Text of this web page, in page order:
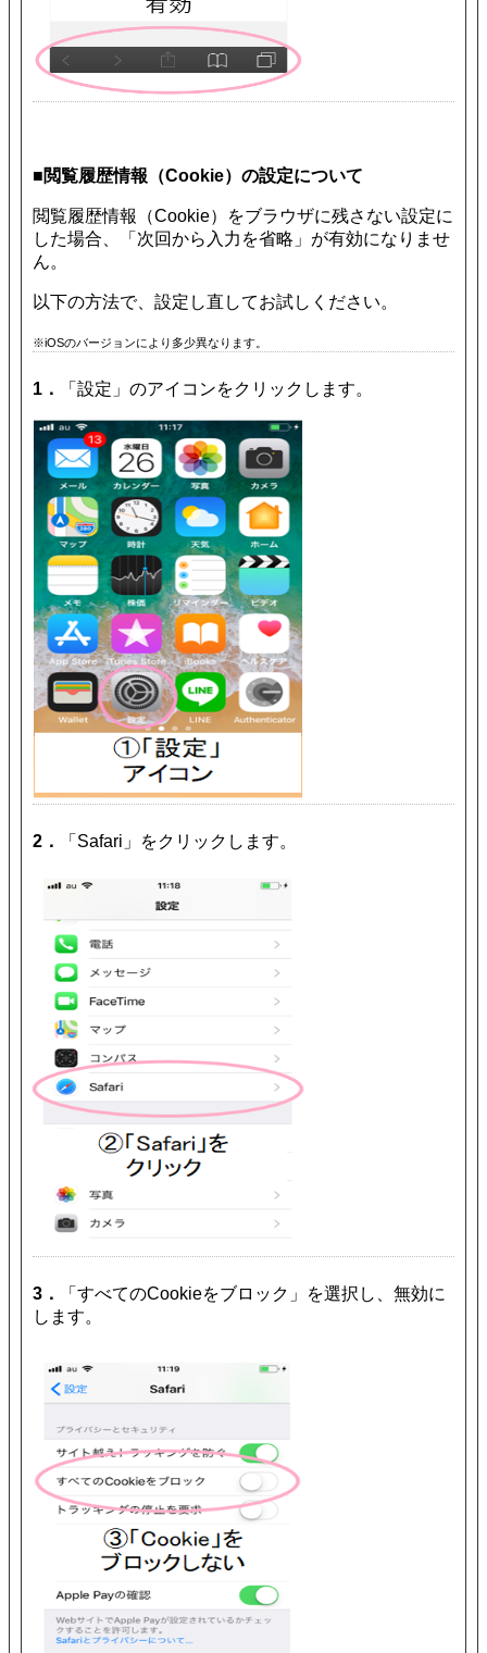
■閲覧履歴情報（Cookie）の設定について
閲覧履歴情報（Cookie）をブラウザに残さない設定に
した場合、「次回から入力を省略」が有効になりませ
ん。
以下の方法で、設定し直してお試しください。
※iOSのバージョンにより多少異なります。
1． 「設定」のアイコンをクリックします。
2． 「Safari」をクリックします。
3．
「すべてのCookieをブロック」を選択し、無効に
します。